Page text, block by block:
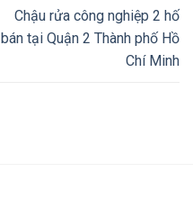
Chậu rửa công nghiệp 2 hố
bán tại Quận 2 Thành phố Hồ
Chí Minh